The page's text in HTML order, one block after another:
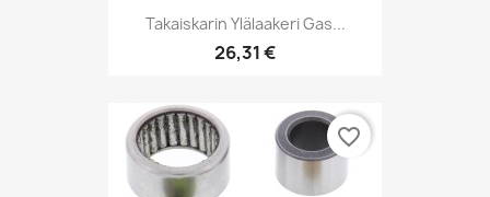
Takaiskarin Ylälaakeri Gas...
26,31 €
favorite_border